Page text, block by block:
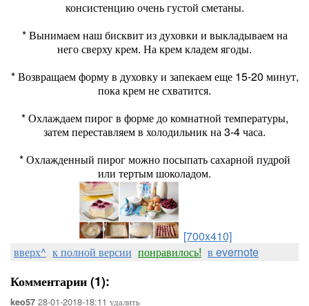
консистенцию очень густой сметаны.
* Вынимаем наш бисквит из духовки и выкладываем на
него сверху крем. На крем кладем ягоды.
* Возвращаем форму в духовку и запекаем еще 15-20 минут,
пока крем не схватится.
* Охлаждаем пирог в форме до комнатной температуры,
затем переставляем в холодильник на 3-4 часа.
* Охлажденный пирог можно посыпать сахарной пудрой
или тертым шоколадом.
[700x410]
вверх^ к полной версии понравилось! в evernote
Комментарии (1):
keo57 28-01-2018-18:11 удалить